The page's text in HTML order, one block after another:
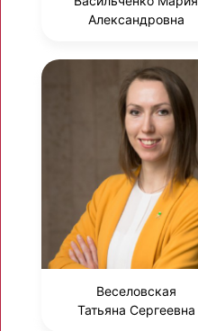
Александровна
Веселовская
Татьяна Сергеевна